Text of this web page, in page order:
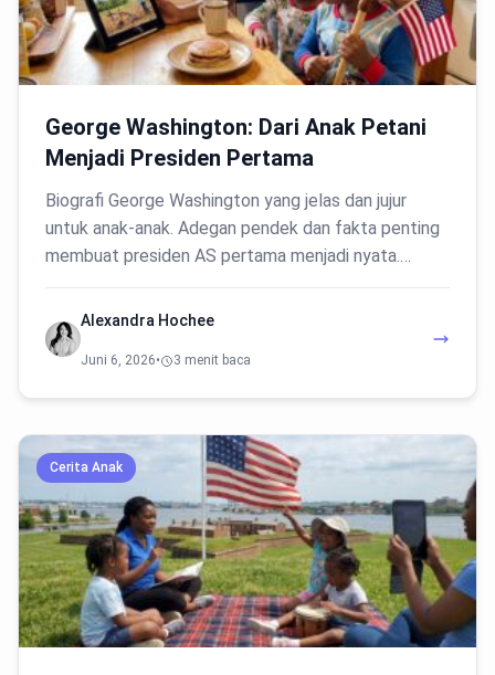
George Washington: Dari Anak Petani
Menjadi Presiden Pertama
Biografi George Washington yang jelas dan jujur
untuk anak-anak. Adegan pendek dan fakta penting
membuat presiden AS pertama menjadi nyata.…
Alexandra Hochee
Juni 6, 2026• 3 menit baca
Cerita Anak